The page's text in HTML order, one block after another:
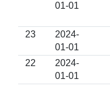
01-01
23
2024-
01-01
22
2024-
01-01